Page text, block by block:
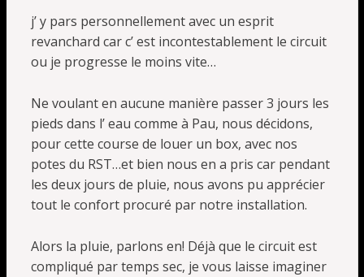
j’ y pars personnellement avec un esprit
revanchard car c’ est incontestablement le circuit
ou je progresse le moins vite…
Ne voulant en aucune manière passer 3 jours les
pieds dans l’ eau comme à Pau, nous décidons,
pour cette course de louer un box, avec nos
potes du RST…et bien nous en a pris car pendant
les deux jours de pluie, nous avons pu apprécier
tout le confort procuré par notre installation.
Alors la pluie, parlons en! Déjà que le circuit est
compliqué par temps sec, je vous laisse imaginer